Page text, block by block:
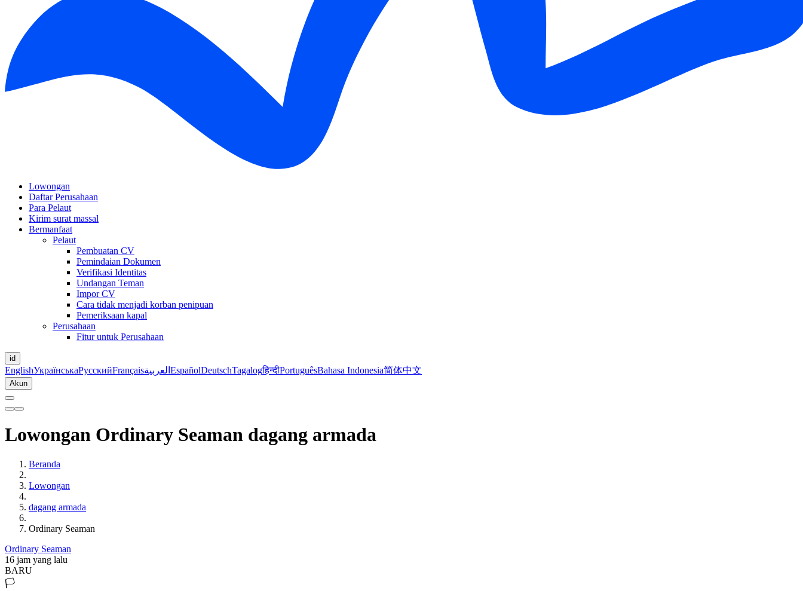
Lowongan
Daftar Perusahaan
Para Pelaut
Kirim surat massal
Bermanfaat
Pelaut
Pembuatan CV
Pemindaian Dokumen
Verifikasi Identitas
Undangan Teman
Impor CV
Cara tidak menjadi korban penipuan
Pemeriksaan kapal
Perusahaan
Fitur untuk Perusahaan
id
EnglishУкраїнськаРусскийFrançaisالعربية EspañolDeutschTagalogहिन्दीPortuguêsBahasa Indonesia简体中文
Akun
Lowongan Ordinary Seaman dagang armada
Beranda
Lowongan
dagang armada
Ordinary Seaman
Ordinary Seaman
16 jam yang lalu
BARU
🏳️